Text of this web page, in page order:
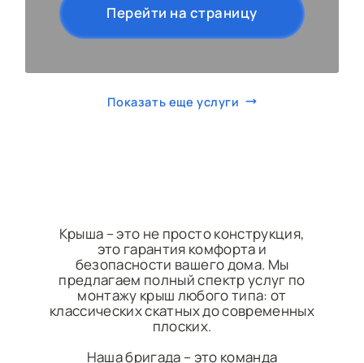
Перейти на страницу
Показать еще услуги
Крыша – это не просто конструкция,
это гарантия комфорта и
безопасности вашего дома. Мы
предлагаем полный спектр услуг по
монтажу крыш любого типа: от
классических скатных до современных
плоских.
Наша бригада – это команда